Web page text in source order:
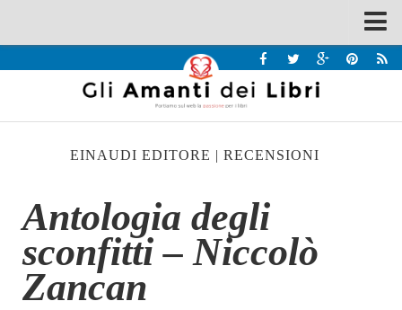
Recensioni
Interviste & Incontri
Chi siamo
Contatti
Eventi
EINAUDI EDITORE | RECENSIONI
Antologia degli
sconfitti – Niccolò
Zancan